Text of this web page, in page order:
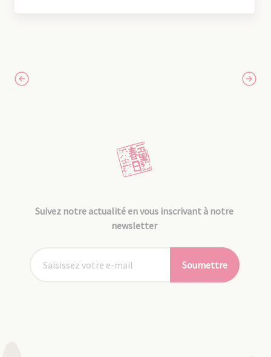
Suivez notre actualité en vous inscrivant à notre
newsletter
Soumettre